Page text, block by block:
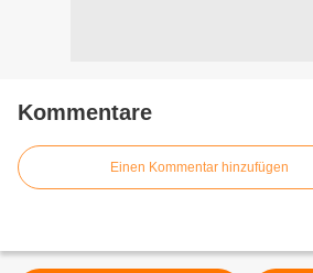
Kommentare
Einen Kommentar hinzufügen